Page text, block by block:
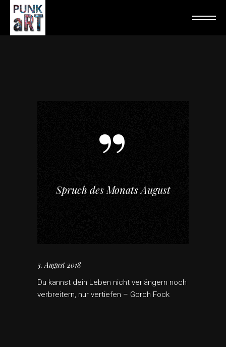
Spruch des Monats August
3. August 2018
Du kannst dein Leben nicht verlängern noch
verbreitern, nur vertiefen – Gorch Fock